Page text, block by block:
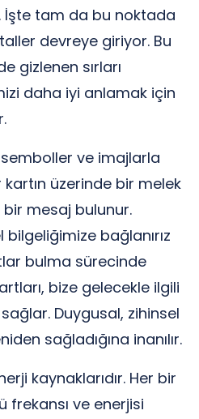
İşte tam da bu noktada
devreye giriyor. Bu
gizlenen sırları
daha iyi anlamak için
ve imajlarla
üzerinde bir melek
mesaj bulunur.
bilgeliğimize bağlanırız
bulma sürecinde
bize gelecekle ilgili
Duygusal, zihinsel
sağladığına inanılır.
kaynaklarıdır. Her bir
frekansı ve enerjisi